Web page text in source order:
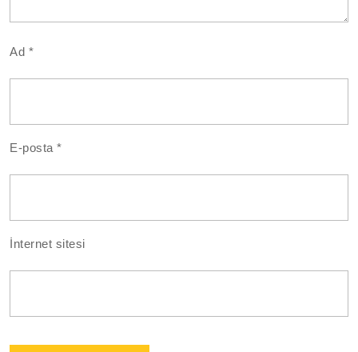
Ad *
E-posta*
İnternet sitesi